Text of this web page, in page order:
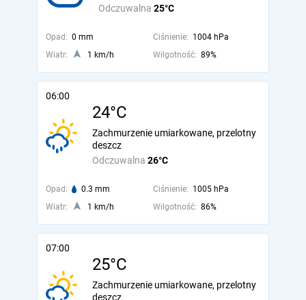
Odczuwalna 25°C
Opad: 0 mm Ciśnienie: 1004 hPa
Wiatr:
1 km/h Wilgotność: 89%
06:00
24°C
Odczuwalna 26°C
Zachmurzenie umiarkowane, przelotny
deszcz
Opad: 0.3 mm Ciśnienie: 1005 hPa
Wiatr:
1 km/h Wilgotność: 86%
07:00
25°C
Zachmurzenie umiarkowane, przelotny
deszcz